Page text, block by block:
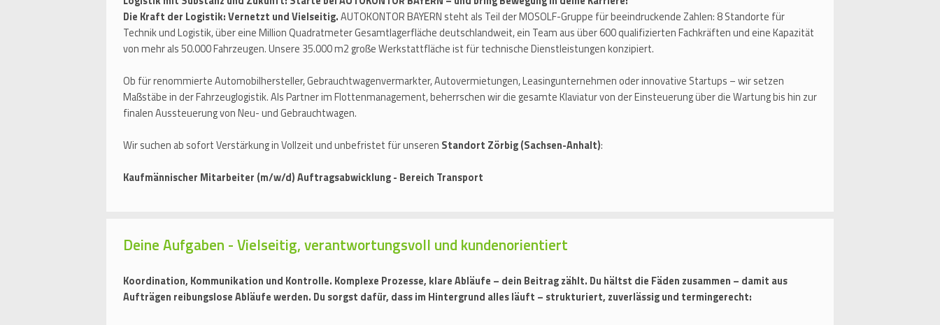
Die Kraft der Logistik: Vernetzt und Vielseitig.AUTOKONTOR BAYERN steht als Teil der MOSOLF-Gruppe für beeindruckende Zahlen: 8 Standorte für
Technik und Logistik, über eine Million Quadratmeter Gesamtlagerfläche deutschlandweit, ein Team aus über 600 qualifizierten Fachkräften und eine Kapazität
von mehr als 50.000 Fahrzeugen. Unsere 35.000 m2 große Werkstattfläche ist für technische Dienstleistungen konzipiert.
Ob für renommierte Automobilhersteller, Gebrauchtwagenvermarkter, Autovermietungen, Leasingunternehmen oder innovative Startups – wir setzen
Maßstäbe in der Fahrzeuglogistik. Als Partner im Flottenmanagement, beherrschen wir die gesamte Klaviatur von der Einsteuerung über die Wartung bis hin zur
finalen Aussteuerung von Neu- und Gebrauchtwagen.
Wir suchen ab sofort Verstärkung in Vollzeit und unbefristet für unseren Standort Zörbig (Sachsen-Anhalt):
Kaufmännischer Mitarbeiter (m/w/d) Auftragsabwicklung - Bereich Transport
Deine Aufgaben - Vielseitig, verantwortungsvoll und kundenorientiert
Koordination, Kommunikation und Kontrolle. Komplexe Prozesse, klare Abläufe – dein Beitrag zählt. Du hältst die Fäden zusammen – damit aus
Aufträgen reibungslose Abläufe werden. Du sorgst dafür, dass im Hintergrund alles läuft – strukturiert, zuverlässig und termingerecht: